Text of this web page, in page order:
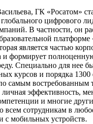
ГК «Росатом»
цифрового
В частности, он
платформе
является частью
и формирует
Специально для нее
курсов и порядка
самым востребованным
личная эффективность,
и многие
всем сотрудникам в
с мобильных устройств.